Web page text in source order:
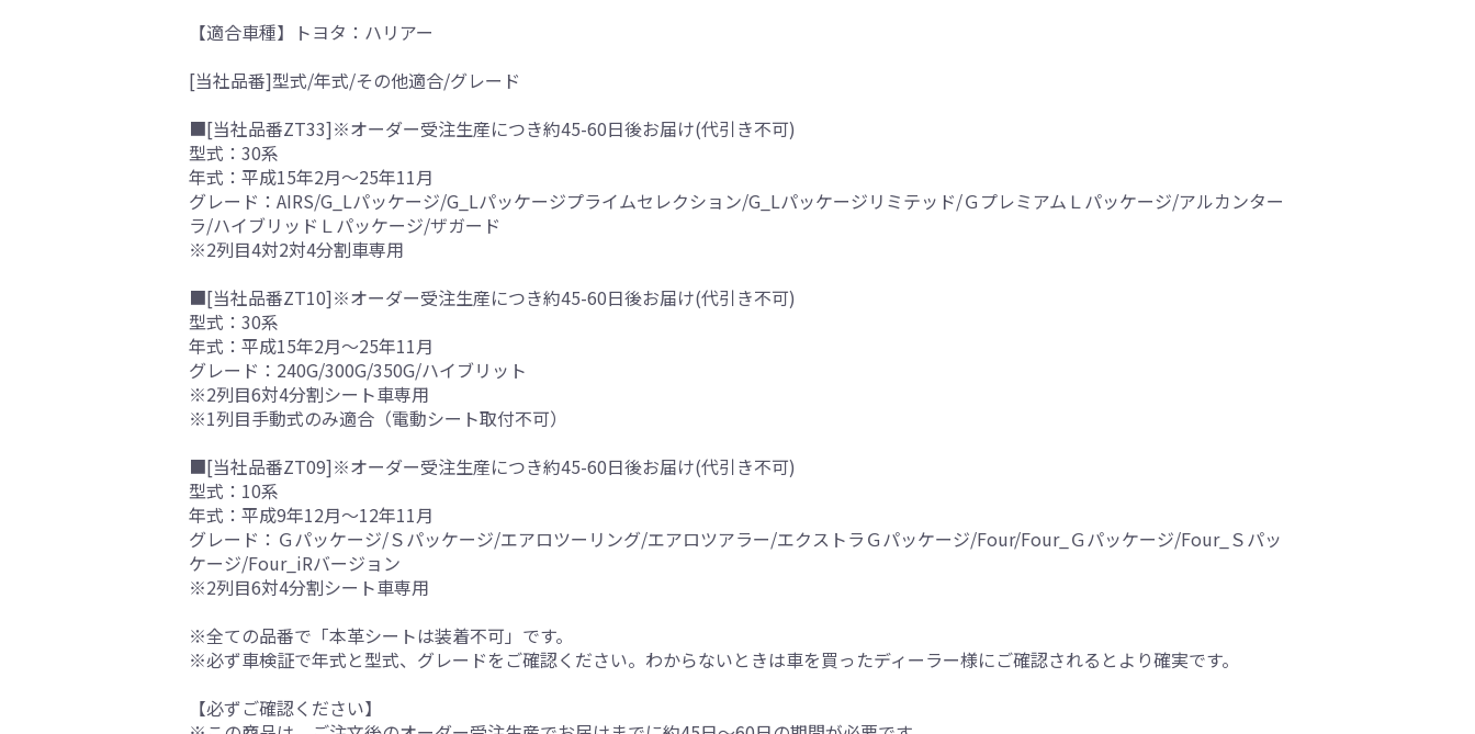
【適合車種】トヨタ：ハリアー
[当社品番]型式/年式/その他適合/グレード
■[当社品番ZT33]※オーダー受注生産につき約45-60日後お届け(代引き不可)
型式：30系
年式：平成15年2月～25年11月
グレード：AIRS/G_Lパッケージ/G_Lパッケージプライムセレクション/G_Lパッケージリミテッド/ＧプレミアムＬパッケージ/アルカンター
ラ/ハイブリッドＬパッケージ/ザガード
※2列目4対2対4分割車専用
■[当社品番ZT10]※オーダー受注生産につき約45-60日後お届け(代引き不可)
型式：30系
年式：平成15年2月～25年11月
グレード：240G/300G/350G/ハイブリット
※2列目6対4分割シート車専用
※1列目手動式のみ適合（電動シート取付不可）
■[当社品番ZT09]※オーダー受注生産につき約45-60日後お届け(代引き不可)
型式：10系
年式：平成9年12月～12年11月
グレード：Ｇパッケージ/Ｓパッケージ/エアロツーリング/エアロツアラー/エクストラＧパッケージ/Four/Four_Ｇパッケージ/Four_Ｓパッ
ケージ/Four_iRバージョン
※2列目6対4分割シート車専用
※全ての品番で「本革シートは装着不可」です。
※必ず車検証で年式と型式、グレードをご確認ください。わからないときは車を買ったディーラー様にご確認されるとより確実です。
【必ずご確認ください】